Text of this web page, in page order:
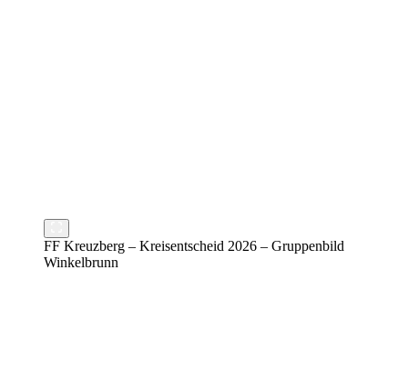
FF Kreuzberg – Kreisentscheid 2026 – Gruppenbild
Winkelbrunn